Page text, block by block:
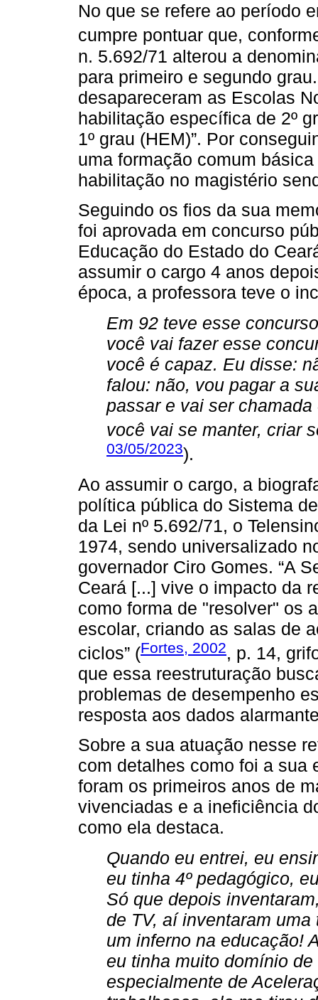
No que se refere ao período
cumpre pontuar que,
n. 5.692/71 alterou a
para primeiro e segundo
desapareceram as Escolas
habilitação específica de 2º
1º grau (HEM)”. Por
uma formação comum
habilitação no magistério
Seguindo os fios da sua
foi aprovada em concurso
Educação do Estado do
assumir o cargo 4 anos
época, a professora teve o
Em 92 teve esse
você vai fazer esse
você é capaz. Eu disse:
falou: não, vou pagar a
passar e vai ser
você vai se manter, criar
03/05/2023).
Ao assumir o cargo, a
política pública do Sistema
da Lei nº 5.692/71, o
1974, sendo universalizado
governador Ciro Gomes. “A
Ceará [...] vive o impacto da
como forma de "resolver" os
escolar, criando as salas de
ciclos” (Fortes, 2002, p. 14,
que essa reestruturação
problemas de desempenho
resposta aos dados
Sobre a sua atuação nesse
com detalhes como foi a sua
foram os primeiros anos de
vivenciadas e a ineficiência
como ela destaca.
Quando eu entrei, eu
eu tinha 4º pedagógico,
Só que depois
de TV, aí inventaram
um inferno na educação!
eu tinha muito domínio
especialmente de